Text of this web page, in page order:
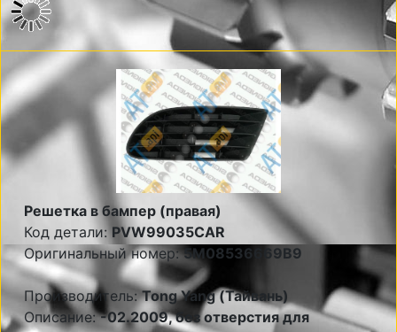
Решетка в бампер (правая)
Код детали: PVW99035CAR
Оригинальный номер:5M08536669B9
Производитель:Tong Yang (Тайвань)
Описание:-02.2009, без отверстия для